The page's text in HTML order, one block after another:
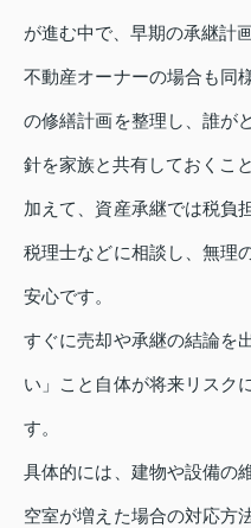
が進む中で、早期の承継計
不動産オーナーの場合も同
の修繕計画を整理し、誰が
針を家族と共有しておくこ
加えて、資産承継では税負
税理士などに相談し、無理
安心です。
すぐに売却や承継の結論を
い」こと自体が将来リスク
す。
具体的には、建物や設備の
空室が増えた場合の対応方